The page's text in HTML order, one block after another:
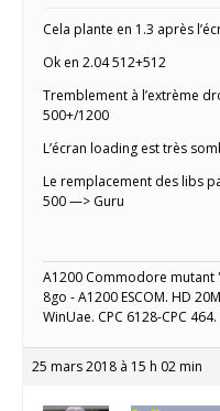
Cela plante en 1.3 après
Ok en 2.04 512+512
Tremblement à l’extrème
500+/1200
L’écran loading est très
Le remplacement des libs
500 —> Guru
A1200 Commodore mutant
8go - A1200 ESCOM. HD
WinUae. CPC 6128-CPC 464.
25 mars 2018 à 15 h 02 min